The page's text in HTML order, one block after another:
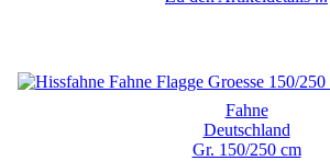
Fahne
Deutschland
Gr. 150/250 cm